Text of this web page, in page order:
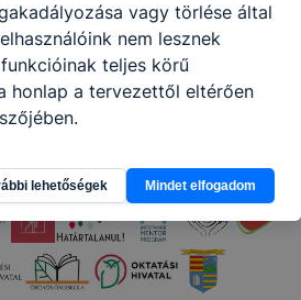
vagy törlése által
nem lesznek
teljes körű
honlap a tervezettől eltérően
lehetőségek Mindet elfogadom